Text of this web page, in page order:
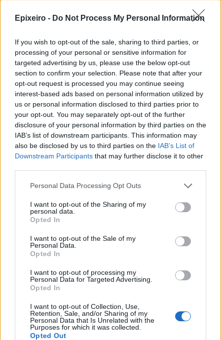
Epixeiro - Do Not Process My Personal Information
If you wish to opt-out of the sale, sharing to third parties, or
processing of your personal or sensitive information for
targeted advertising by us, please use the below opt-out
section to confirm your selection. Please note that after your
opt-out request is processed you may continue seeing
interest-based ads based on personal information utilized by
us or personal information disclosed to third parties prior to
your opt-out. You may separately opt-out of the further
disclosure of your personal information by third parties on the
IAB’s list of downstream participants. This information may
also be disclosed by us to third parties on the IAB’s List of
Downstream Participants that may further disclose it to other
Personal Data Processing Opt Outs
I want to opt-out of the Sharing of my
personal data.
Opted In
I want to opt-out of the Sale of my
Personal Data.
Opted In
I want to opt-out of processing my
Personal Data for Targeted Advertising.
Opted In
I want to opt-out of Collection, Use,
Retention, Sale, and/or Sharing of my
Personal Data that Is Unrelated with the
Purposes for which it was collected.
Opted Out
χρηματοδότηση 204,6 εκατ. ευρώ
από το Εθνικό Πρόγραμμα
Ανάπτυξης για την ανάπλαση
06/08/26|18:12
Σαμοθράκη: Σε λειτουργία η
πλατφόρμα myBusinessSupport
για το ειδικό πρόγραμμα στήριξης
επιχειρήσεων
06/08/26|18:07
Δυτική Αττική: Έργα
αποκατάστασης 113.000
στρεμμάτων μετά την πυρκαγιά –
Παρεμβάσεις πριν τον χειμώνα
06/08/26|15:26
Πρόγραμμα Ανάπτυξης η
αναβάθμιση του Αεροδρομίου
06/08/26 13:11
διαφυγής για την ενίσχυση της
ενεργειακής ανθεκτικότητας